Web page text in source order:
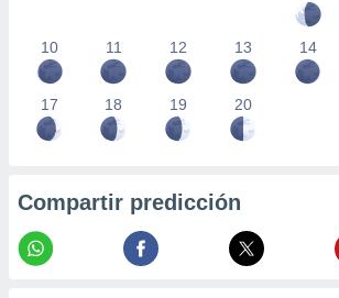
10 11 12 13 14
17 18 19 20
Compartir predicción